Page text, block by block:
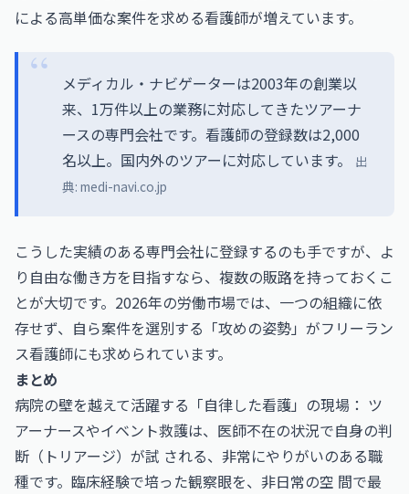
による高単価な案件を求める看護師が増えています。
メディカル・ナビゲーターは2003年の創業以
来、1万件以上の業務に対応してきたツアーナ
ースの専門会社です。看護師の登録数は2,000
名以上。国内外のツアーに対応しています。
出
典: medi-navi.co.jp
こうした実績のある専門会社に登録するのも手ですが、よ
り自由な働き方を目指すなら、複数の販路を持っておくこ
とが大切です。2026年の労働市場では、一つの組織に依
存せず、自ら案件を選別する「攻めの姿勢」がフリーラン
ス看護師にも求められています。
まとめ
病院の壁を越えて活躍する「自律した看護」の現場： ツ
アーナースやイベント救護は、医師不在の状況で自身の判
断（トリアージ）が試 される、非常にやりがいのある職
種です。臨床経験で培った観察眼を、非日常の空 間で最